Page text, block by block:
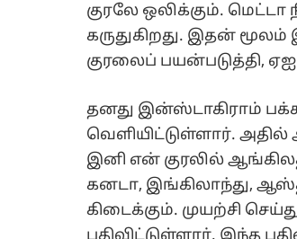
குரலே ஒலிக்கும்.
கருதுகிறது. இதன்
குரலைப் பயன்படுத்தி,
தனது இன்ஸ்டாகிராம்
வெளியிட்டுள்ளார்.
இனி என் குரலில்
கனடா, இங்கிலாந்து,
கிடைக்கும். முயற்சி